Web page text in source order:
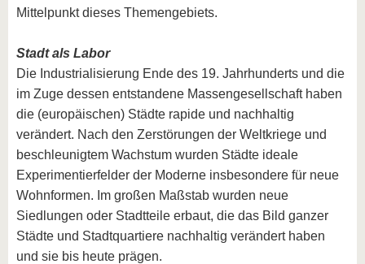
Mittelpunkt dieses Themengebiets.
Stadt als Labor
Die Industrialisierung Ende des 19. Jahrhunderts und die
im Zuge dessen entstandene Massengesellschaft haben
die (europäischen) Städte rapide und nachhaltig
verändert. Nach den Zerstörungen der Weltkriege und
beschleunigtem Wachstum wurden Städte ideale
Experimentierfelder der Moderne insbesondere für neue
Wohnformen. Im großen Maßstab wurden neue
Siedlungen oder Stadtteile erbaut, die das Bild ganzer
Städte und Stadtquartiere nachhaltig verändert haben
und sie bis heute prägen.